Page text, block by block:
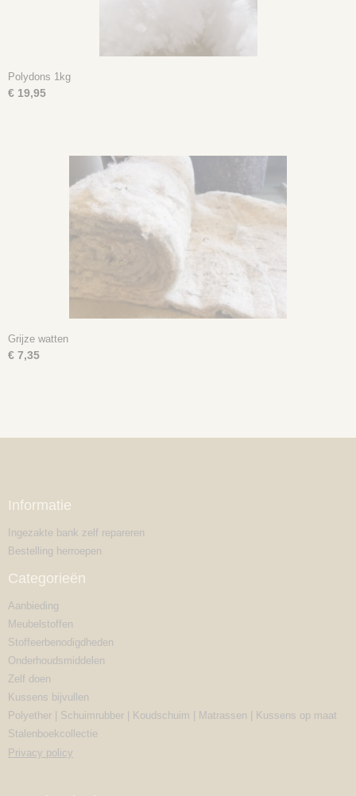
Polydons 1kg
€ 19,95
Grijze watten
€ 7,35
Informatie
Ingezakte bank zelf repareren
Bestelling herroepen
Categorieën
Aanbieding
Meubelstoffen
Stoffeerbenodigdheden
Onderhoudsmiddelen
Zelf doen
Kussens bijvullen
Polyether | Schuimrubber | Koudschuim | Matrassen | Kussens op maat
Stalenboekcollectie
Privacy policy